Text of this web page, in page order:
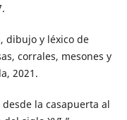
dibujo y léxico de
corrales, mesones y
2021.
la casapuerta al